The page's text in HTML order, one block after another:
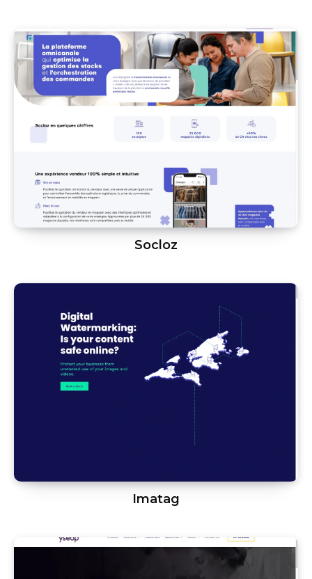
Socloz
Imatag